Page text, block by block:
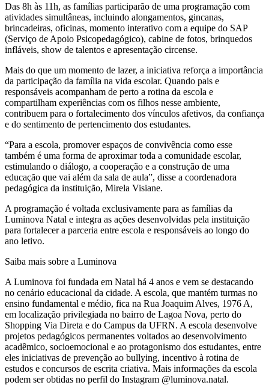
Das 8h às 11h, as famílias participarão de uma programação com
atividades simultâneas, incluindo alongamentos, gincanas,
brincadeiras, oficinas, momento interativo com a equipe do SAP
(Serviço de Apoio Psicopedagógico), cabine de fotos, brinquedos
infláveis, show de talentos e apresentação circense.
Mais do que um momento de lazer, a iniciativa reforça a importância
da participação da família na vida escolar. Quando pais e
responsáveis acompanham de perto a rotina da escola e
compartilham experiências com os filhos nesse ambiente,
contribuem para o fortalecimento dos vínculos afetivos, da confiança
e do sentimento de pertencimento dos estudantes.
“Para a escola, promover espaços de convivência como esse
também é uma forma de aproximar toda a comunidade escolar,
estimulando o diálogo, a cooperação e a construção de uma
educação que vai além da sala de aula”, disse a coordenadora
pedagógica da instituição, Mirela Visiane.
A programação é voltada exclusivamente para as famílias da
Luminova Natal e integra as ações desenvolvidas pela instituição
para fortalecer a parceria entre escola e responsáveis ao longo do
ano letivo.
Saiba mais sobre a Luminova
A Luminova foi fundada em Natal há 4 anos e vem se destacando
no cenário educacional da cidade. A escola, que mantém turmas no
ensino fundamental e médio, fica na Rua Joaquim Alves, 1976 A,
em localização privilegiada no bairro de Lagoa Nova, perto do
Shopping Via Direta e do Campus da UFRN. A escola desenvolve
projetos pedagógicos permanentes voltados ao desenvolvimento
acadêmico, socioemocional e ao protagonismo dos estudantes, entre
eles iniciativas de prevenção ao bullying, incentivo à rotina de
estudos e concursos de escrita criativa. Mais informações da escola
podem ser obtidas no perfil do Instagram @luminova.natal.